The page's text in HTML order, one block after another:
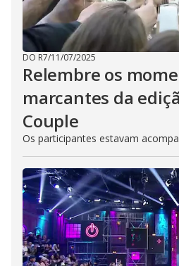
DO R7/11/07/2025
Relembre os
marcantes da
Couple
Os participantes estavam